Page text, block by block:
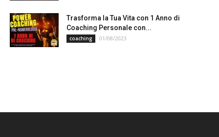
Trasforma la Tua Vita con 1 Anno di
Coaching Personale con...
coaching 01/08/2023